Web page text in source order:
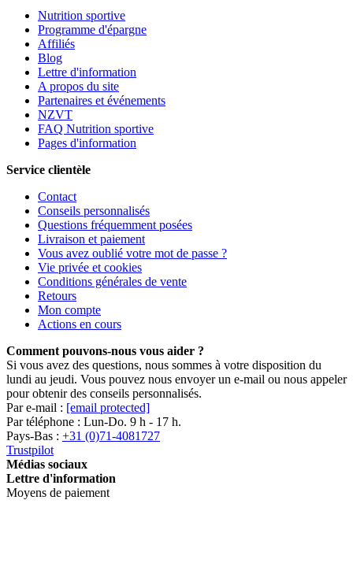
Nutrition sportive
Programme d'épargne
Affiliés
Blog
Lettre d'information
A propos du site
Partenaires et événements
NZVT
FAQ Nutrition sportive
Pages d'information
Service clientèle
Contact
Conseils personnalisés
Questions fréquemment posées
Livraison et paiement
Vous avez oublié votre mot de passe ?
Vie privée et cookies
Conditions générales de vente
Retours
Mon compte
Actions en cours
Comment pouvons-nous vous aider ?
Si vous avez des questions, nous sommes à votre disposition du
lundi au jeudi. Vous pouvez nous envoyer un e-mail ou nous appeler
pour obtenir des conseils personnalisés.
Par e-mail : [email protected]
Par téléphone : Lun-Do. 9 h - 17 h.
Pays-Bas : +31 (0)71-4081727
Trustpilot
Médias sociaux
Lettre d'information
Moyens de paiement